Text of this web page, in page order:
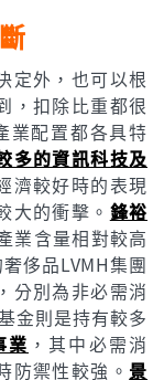
定外，也可以根
，扣除比重都很
業配置都各具特
多的資訊科技及
濟較好時的表現
大的衝擊。 鋒裕
業含量相對較高
侈品LVMH集團
分別為非必需消
金則是持有較多
業 ，其中必需消
防禦性較強。 景